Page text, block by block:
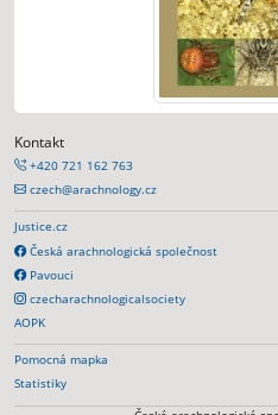
Kontakt
+420 721 162 763
czech@arachnology.cz
Justice.cz
Česká arachnologická společnost
Pavouci
czecharachnologicalsociety
AOPK
Pomocná mapka
Statistiky